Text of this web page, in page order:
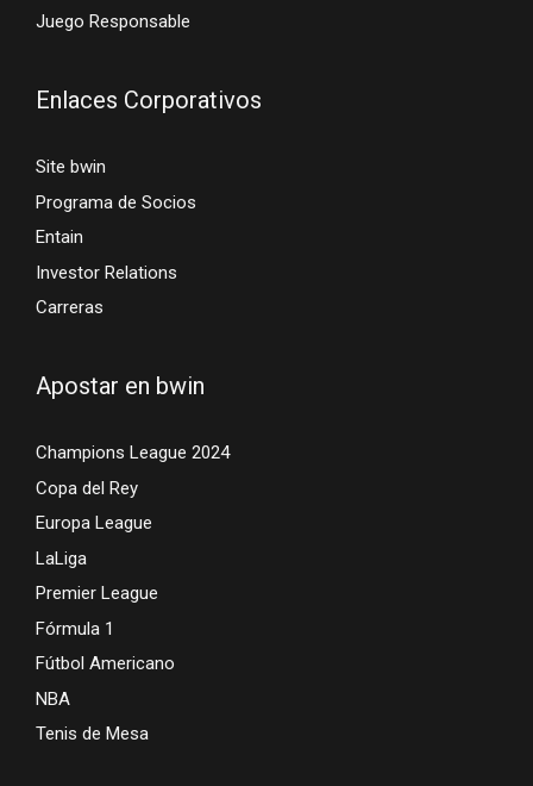
Juego Responsable
Enlaces Corporativos
Site bwin
Programa de Socios
Entain
Investor Relations
Carreras
Apostar en bwin
Champions League 2024
Copa del Rey
Europa League
LaLiga
Premier League
Fórmula 1
Fútbol Americano
NBA
Tenis de Mesa